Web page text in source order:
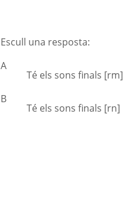
Escull una resposta:
A
Té els sons finals [rm]
B
Té els sons finals [rn]